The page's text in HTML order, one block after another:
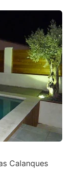
Calanques